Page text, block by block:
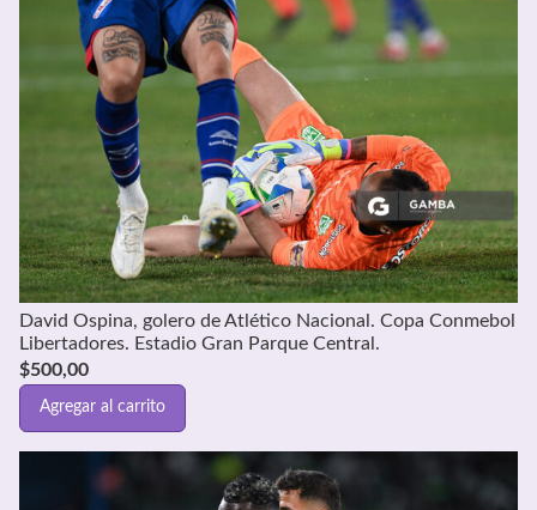
David Ospina, golero de Atlético Nacional. Copa Conmebol
Libertadores. Estadio Gran Parque Central.
$500,00
Agregar al carrito